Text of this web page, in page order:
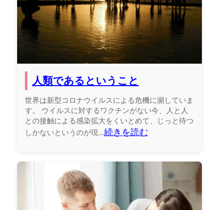
人類であるということ
世界は新型コロナウイルスによる危機に瀕していま
す。 ウイルスに対するワクチンがない今、人と人
との接触による感染拡大をくいとめて、じっと待つ
しかないというのが現...続きを読む